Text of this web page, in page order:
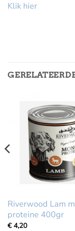
Klik hier
Riverwood Lam
proteine 400gr
€4,20